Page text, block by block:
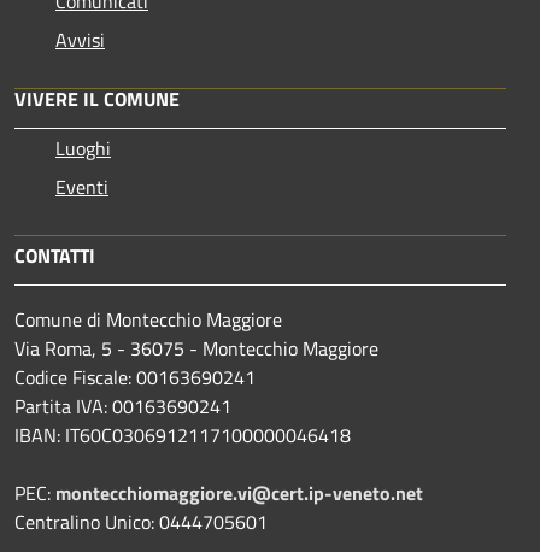
Avvisi
VIVERE IL COMUNE
Luoghi
Eventi
CONTATTI
Comune di Montecchio Maggiore
Via Roma, 5 - 36075 - Montecchio Maggiore
Codice Fiscale: 00163690241
Partita IVA: 00163690241
IBAN: IT60C0306912117100000046418
PEC: montecchiomaggiore.vi@cert.ip-veneto.net
Centralino Unico: 0444705601